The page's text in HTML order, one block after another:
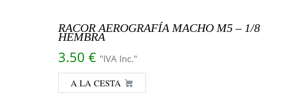
RACOR AEROGRAFÍA MACHO M5 – 1/8
HEMBRA
3.50 € "IVA Inc."
A LA CESTA